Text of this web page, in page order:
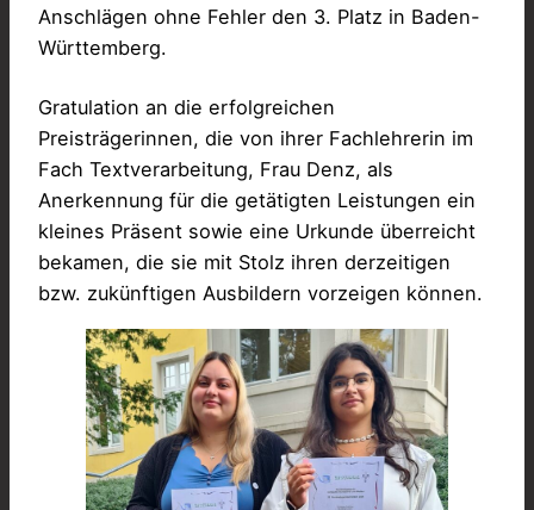
Anschlägen ohne Fehler den 3. Platz in Baden-
Württemberg.
Gratulation an die erfolgreichen
Preisträgerinnen, die von ihrer Fachlehrerin im
Fach Textverarbeitung, Frau Denz, als
Anerkennung für die getätigten Leistungen ein
kleines Präsent sowie eine Urkunde überreicht
bekamen, die sie mit Stolz ihren derzeitigen
bzw. zukünftigen Ausbildern vorzeigen können.